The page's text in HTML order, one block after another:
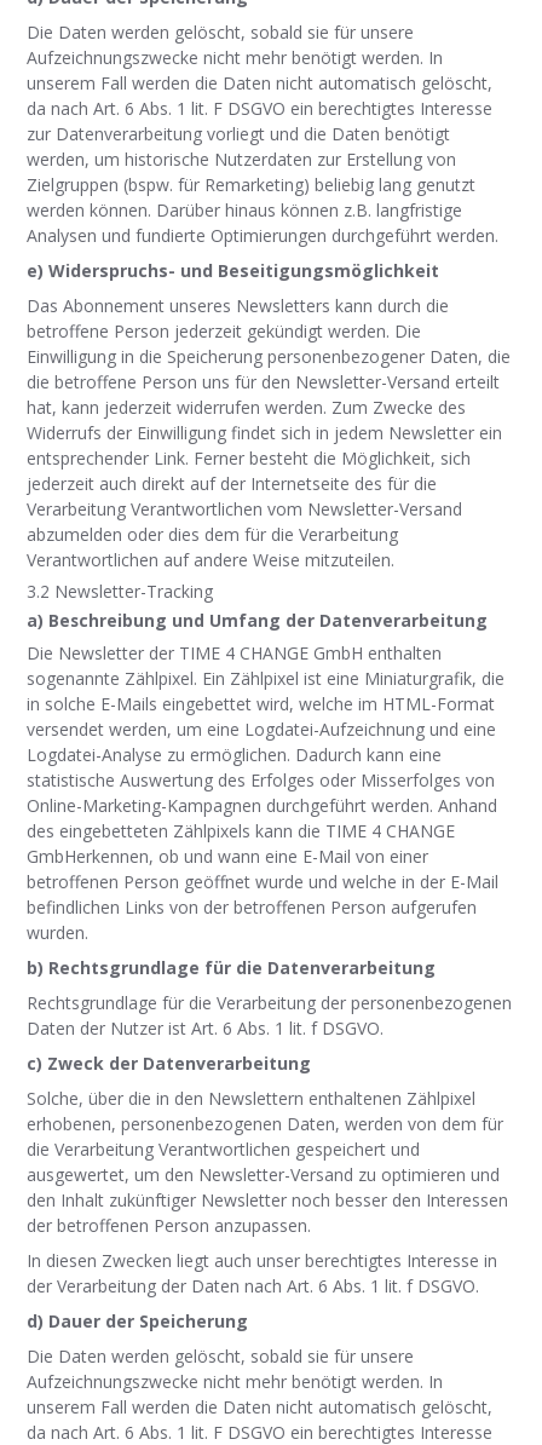
Die Daten werden gelöscht, sobald sie für unsere
Aufzeichnungszwecke nicht mehr benötigt werden. In
unserem Fall werden die Daten nicht automatisch gelöscht,
da nach Art. 6 Abs. 1 lit. F DSGVO ein berechtigtes Interesse
zur Datenverarbeitung vorliegt und die Daten benötigt
werden, um historische Nutzerdaten zur Erstellung von
Zielgruppen (bspw. für Remarketing) beliebig lang genutzt
werden können. Darüber hinaus können z.B. langfristige
Analysen und fundierte Optimierungen durchgeführt werden.
e) Widerspruchs- und Beseitigungsmöglichkeit
Das Abonnement unseres Newsletters kann durch die
betroffene Person jederzeit gekündigt werden. Die
Einwilligung in die Speicherung personenbezogener Daten, die
die betroffene Person uns für den Newsletter-Versand erteilt
hat, kann jederzeit widerrufen werden. Zum Zwecke des
Widerrufs der Einwilligung findet sich in jedem Newsletter ein
entsprechender Link. Ferner besteht die Möglichkeit, sich
jederzeit auch direkt auf der Internetseite des für die
Verarbeitung Verantwortlichen vom Newsletter-Versand
abzumelden oder dies dem für die Verarbeitung
Verantwortlichen auf andere Weise mitzuteilen.
3.2 Newsletter-Tracking
a) Beschreibung und Umfang der Datenverarbeitung
Die Newsletter der TIME 4 CHANGE GmbH enthalten
sogenannte Zählpixel. Ein Zählpixel ist eine Miniaturgrafik, die
in solche E-Mails eingebettet wird, welche im HTML-Format
versendet werden, um eine Logdatei-Aufzeichnung und eine
Logdatei-Analyse zu ermöglichen. Dadurch kann eine
statistische Auswertung des Erfolges oder Misserfolges von
Online-Marketing-Kampagnen durchgeführt werden. Anhand
des eingebetteten Zählpixels kann die TIME 4 CHANGE
GmbHerkennen, ob und wann eine E-Mail von einer
betroffenen Person geöffnet wurde und welche in der E-Mail
befindlichen Links von der betroffenen Person aufgerufen
wurden.
b) Rechtsgrundlage für die Datenverarbeitung
Rechtsgrundlage für die Verarbeitung der personenbezogenen
Daten der Nutzer ist Art. 6 Abs. 1 lit. f DSGVO.
c) Zweck der Datenverarbeitung
Solche, über die in den Newslettern enthaltenen Zählpixel
erhobenen, personenbezogenen Daten, werden von dem für
die Verarbeitung Verantwortlichen gespeichert und
ausgewertet, um den Newsletter-Versand zu optimieren und
den Inhalt zukünftiger Newsletter noch besser den Interessen
der betroffenen Person anzupassen.
In diesen Zwecken liegt auch unser berechtigtes Interesse in
der Verarbeitung der Daten nach Art. 6 Abs. 1 lit. f DSGVO.
d) Dauer der Speicherung
Die Daten werden gelöscht, sobald sie für unsere
Aufzeichnungszwecke nicht mehr benötigt werden. In
unserem Fall werden die Daten nicht automatisch gelöscht,
da nach Art. 6 Abs. 1 lit. F DSGVO ein berechtigtes Interesse